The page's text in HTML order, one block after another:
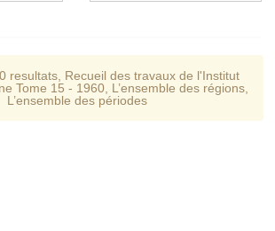
resultats, Recueil des travaux de l'Institut
Tome 15 - 1960, L’ensemble des régions,
L’ensemble des périodes